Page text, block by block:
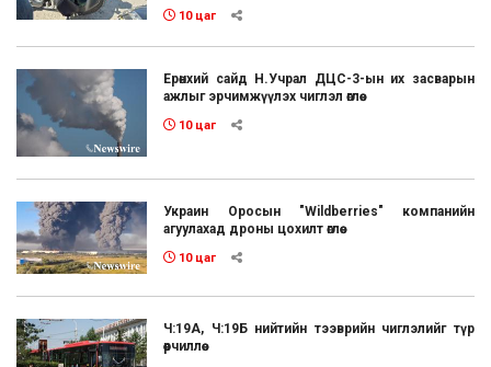
10 цаг
Ерөнхий сайд Н.Учрал ДЦС-3-ын их засварын
ажлыг эрчимжүүлэх чиглэл өглөө
10 цаг
Украин Оросын "Wildberries" компанийн
агуулахад дроны цохилт өглөө
10 цаг
Ч:19А, Ч:19Б нийтийн тээврийн чиглэлийг түр
өөрчиллөө